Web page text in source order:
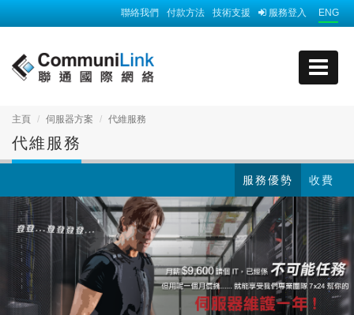
ENG
服務登入
技術支援
付款方法
聯絡我們
主頁 伺服器方案 代維服務
代維服務
收費
服務優勢